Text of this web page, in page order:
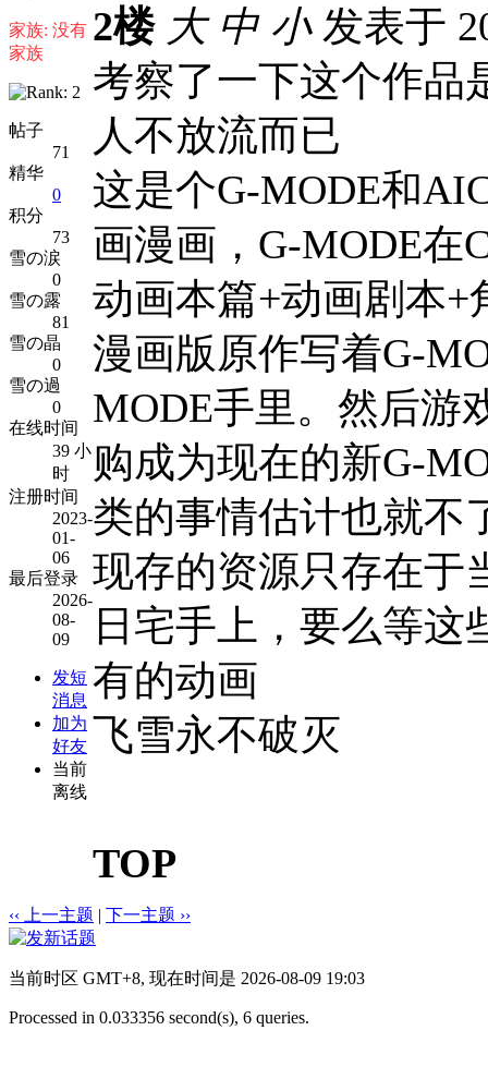
家族: 没有
家族
帖子
71
精华
0
积分
73
雪の涙
0
雪の露
81
雪の晶
0
雪の過
0
在线时间
39 小
时
注册时间
2023-
01-
06
最后登录
2026-
08-
09
发短
消息
加为
好友
当前
离线
2楼 大 中 小发表于
考察了一下这个作品
人不放流而已
这是个G-MODE和
画漫画，G-MODE在
动画本篇+动画剧本+
漫画版原作写着G-
MODE手里。然后游
购成为现在的新G-
类的事情估计也就不
现存的资源只存在于
日宅手上，要么等这
有的动画
飞雪永不破灭
TOP
‹‹ 上一主题 | 下一主题 ››
当前时区 GMT+8, 现在时间是 2026-08-09 19:03
Processed in 0.033356 second(s), 6 queries.